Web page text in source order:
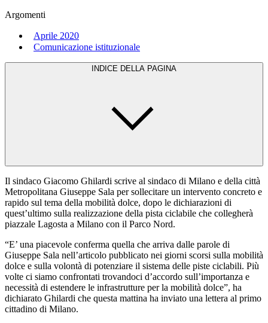
Argomenti
Aprile 2020
Comunicazione istituzionale
INDICE DELLA PAGINA
Il sindaco Giacomo Ghilardi scrive al sindaco di Milano e della città
Metropolitana Giuseppe Sala per sollecitare un intervento concreto e
rapido sul tema della mobilità dolce, dopo le dichiarazioni di
quest’ultimo sulla realizzazione della pista ciclabile che collegherà
piazzale Lagosta a Milano con il Parco Nord.
“E’ una piacevole conferma quella che arriva dalle parole di
Giuseppe Sala nell’articolo pubblicato nei giorni scorsi sulla mobilità
dolce e sulla volontà di potenziare il sistema delle piste ciclabili. Più
volte ci siamo confrontati trovandoci d’accordo sull’importanza e
necessità di estendere le infrastrutture per la mobilità dolce”, ha
dichiarato Ghilardi che questa mattina ha inviato una lettera al primo
cittadino di Milano.